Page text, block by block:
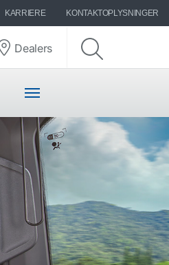
KARRIERE KONTAKTOPLYSNINGER
Dealers